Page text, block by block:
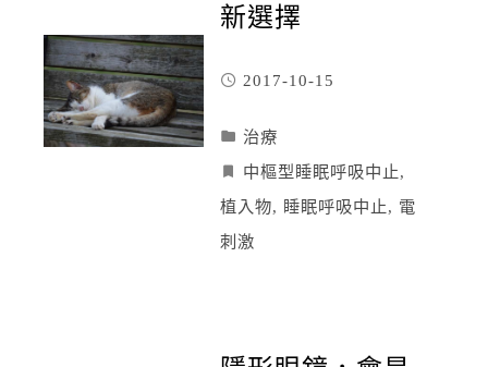
新選擇
2017-10-15
治療
中樞型睡眠呼吸中止,
植入物, 睡眠呼吸中止, 電
刺激